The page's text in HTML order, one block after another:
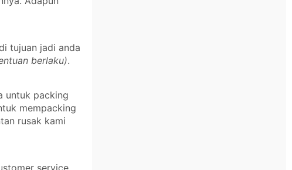
tujuan jadi anda
berlaku).
untuk packing
mempacking
rusak kami